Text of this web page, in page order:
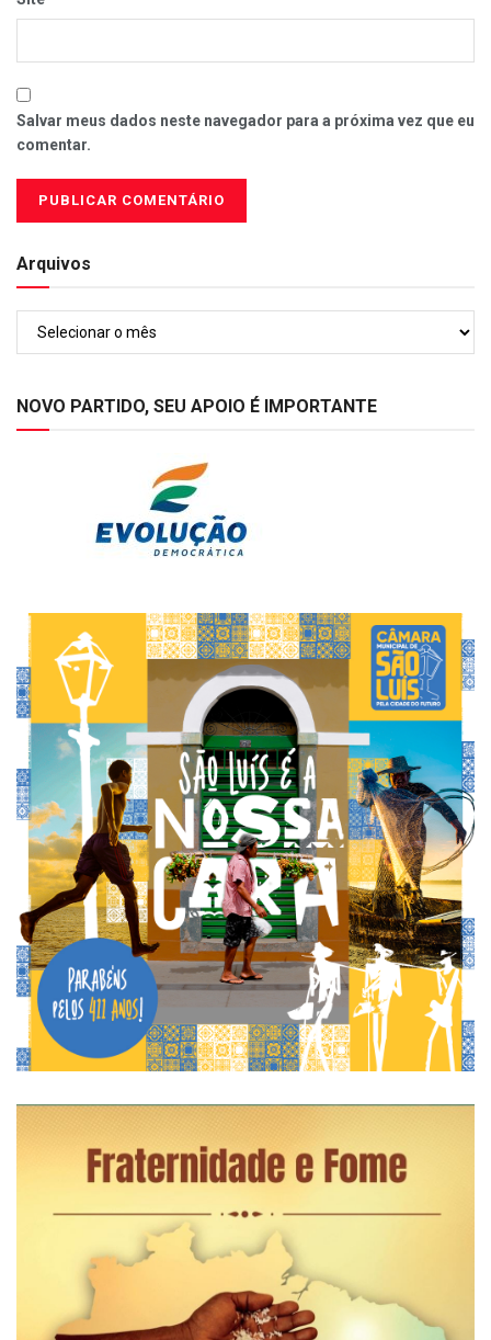
Salvar meus dados neste navegador para a próxima vez que eu
comentar.
Arquivos
NOVO PARTIDO, SEU APOIO É IMPORTANTE